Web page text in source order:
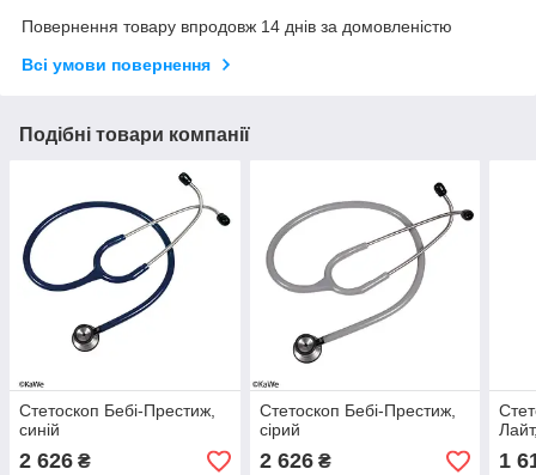
Повернення товару впродовж 14 днів за домовленістю
Всі умови повернення
Подібні товари компанії
Стетоскоп Бебі-Престиж,
синій
2 626 ₴
Стетоскоп Бебі-Престиж,
сірий
2 626₴ 1